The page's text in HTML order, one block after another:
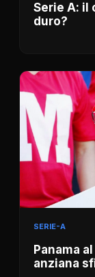
Serie A: il
duro?
SERIE-A
Panama
anziana